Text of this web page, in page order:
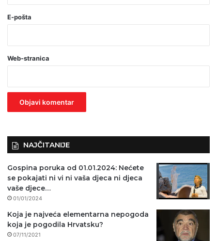
o
a
v
z
E-pošta
Web-stranica
NAJČITANIJE
Gospina poruka od 01.01.2024: Nećete
se pokajati ni vi ni vaša djeca ni djeca
vaše djece…
01/01/2024
Koja je najveća elementarna nepogoda
koja je pogodila Hrvatsku?
07/11/2021